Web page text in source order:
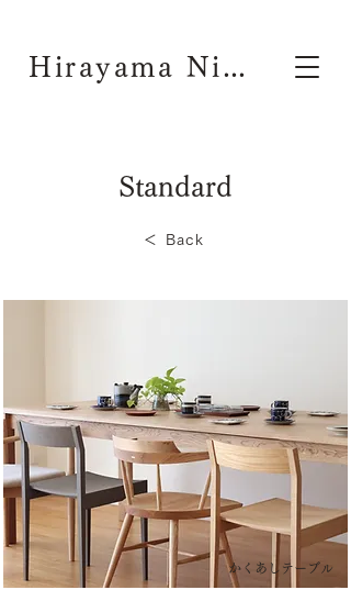
Hirayama Nichiyouhinten
Standard
＜ Back
かくあしテーブル